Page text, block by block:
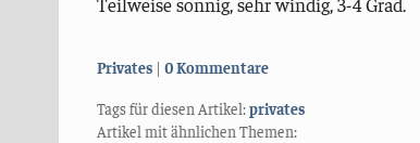
Kategorien:
Privates 0 Kommentare
Tags für diesen Artikel:privates
Artikel mit ähnlichen Themen: